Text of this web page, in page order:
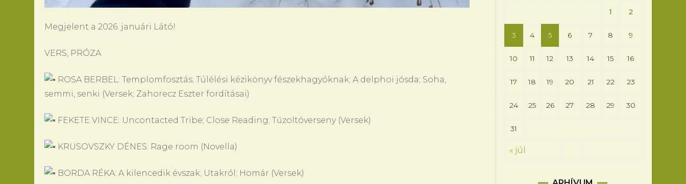
Megjelent a 2026. januári Látó!
VERS, PRÓZA
ROSA BERBEL: Templomfosztás; Túlélési kézikönyv fészekhagyóknak; A delphoi jósda; Soha,
semmi, senki (Versek; Zahorecz Eszter fordításai)
FEKETE VINCE: Uncontacted Tribe; Close Reading; Tűzoltóverseny (Versek)
KRUSOVSZKY DÉNES: Rage room (Novella)
BORDA RÉKA: A kilencedik évszak; Utakról; Homár (Versek)
1 2
3 4 5 6 7 8 9
10 11 12 13 14 15 16
17 18 19 20 21 22 23
24 25 26 27 28 29 30
31
« júl